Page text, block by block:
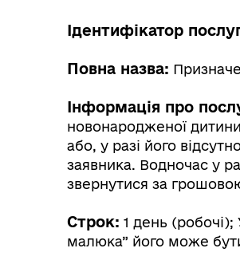
Ідентифікатор
Повна назва:
Інформація про
новонародженої
або, у разі його
заявника. Водночас у
звернутися за
Строк: 1 день (робочі);
малюка” його може